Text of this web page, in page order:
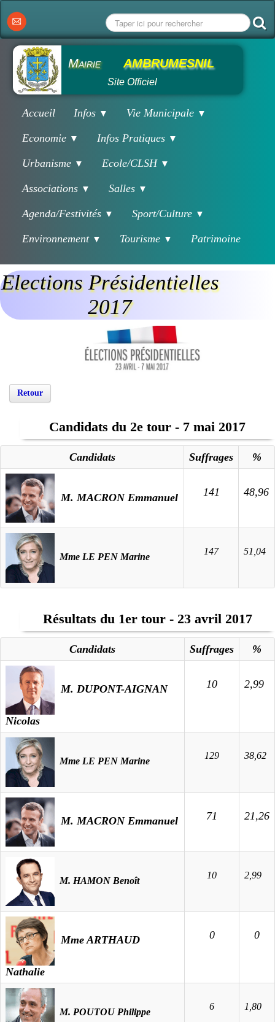
Mairie AMBRUMESNIL
Site Officiel
Accueil Infos ▼ Vie Municipale ▼
Economie ▼ Infos Pratiques ▼
Urbanisme ▼ Ecole/CLSH ▼
Associations ▼ Salles ▼
Agenda/Festivités ▼ Sport/Culture ▼
Environnement ▼ Tourisme ▼ Patrimoine
Elections Présidentielles
2017
Retour
Candidats du 2e tour - 7 mai 2017
Candidats Suffrages %
M. MACRON Emmanuel 141 48,96
Mme LE PEN Marine
147 51,04
Résultats du 1er tour - 23 avril 2017
Candidats Suffrages %
M. DUPONT-AIGNAN
Nicolas
10 2,99
Mme LE PEN Marine
129 38,62
M. MACRON Emmanuel 71 21,26
M. HAMON Benoît
10 2,99
Mme ARTHAUD
Nathalie
0 0
M. POUTOU Philippe
6 1,80